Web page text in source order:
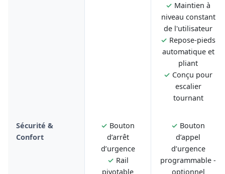
✓ Maintien à
niveau constant
de l'utilisateur
✓ Repose-pieds
automatique et
pliant
✓ Conçu pour
escalier
tournant
Sécurité &
Confort
✓ Bouton
d’arrêt
d’urgence
✓ Rail
pivotable
✓ Bouton
d’appel
d’urgence
programmable -
optionnel